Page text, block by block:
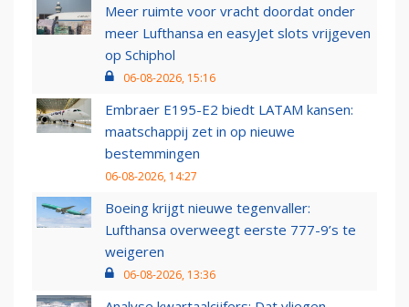
Meer ruimte voor vracht doordat onder
meer Lufthansa en easyJet slots vrijgeven
op Schiphol
06-08-2026, 15:16
Embraer E195-E2 biedt LATAM kansen:
maatschappij zet in op nieuwe
bestemmingen
06-08-2026, 14:27
Boeing krijgt nieuwe tegenvaller:
Lufthansa overweegt eerste 777-9’s te
weigeren
06-08-2026, 13:36